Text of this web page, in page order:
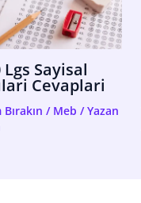
Lgs Sayisal
Cevaplari
/ Meb / Yazan